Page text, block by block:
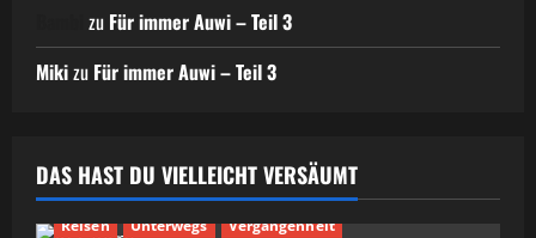
zu Für immer Auwi – Teil 3
Mikizu Für immer Auwi – Teil 3
DAS HAST DU VIELLEICHT VERSÄUMT
Reisen Unterwegs Vergangenheit